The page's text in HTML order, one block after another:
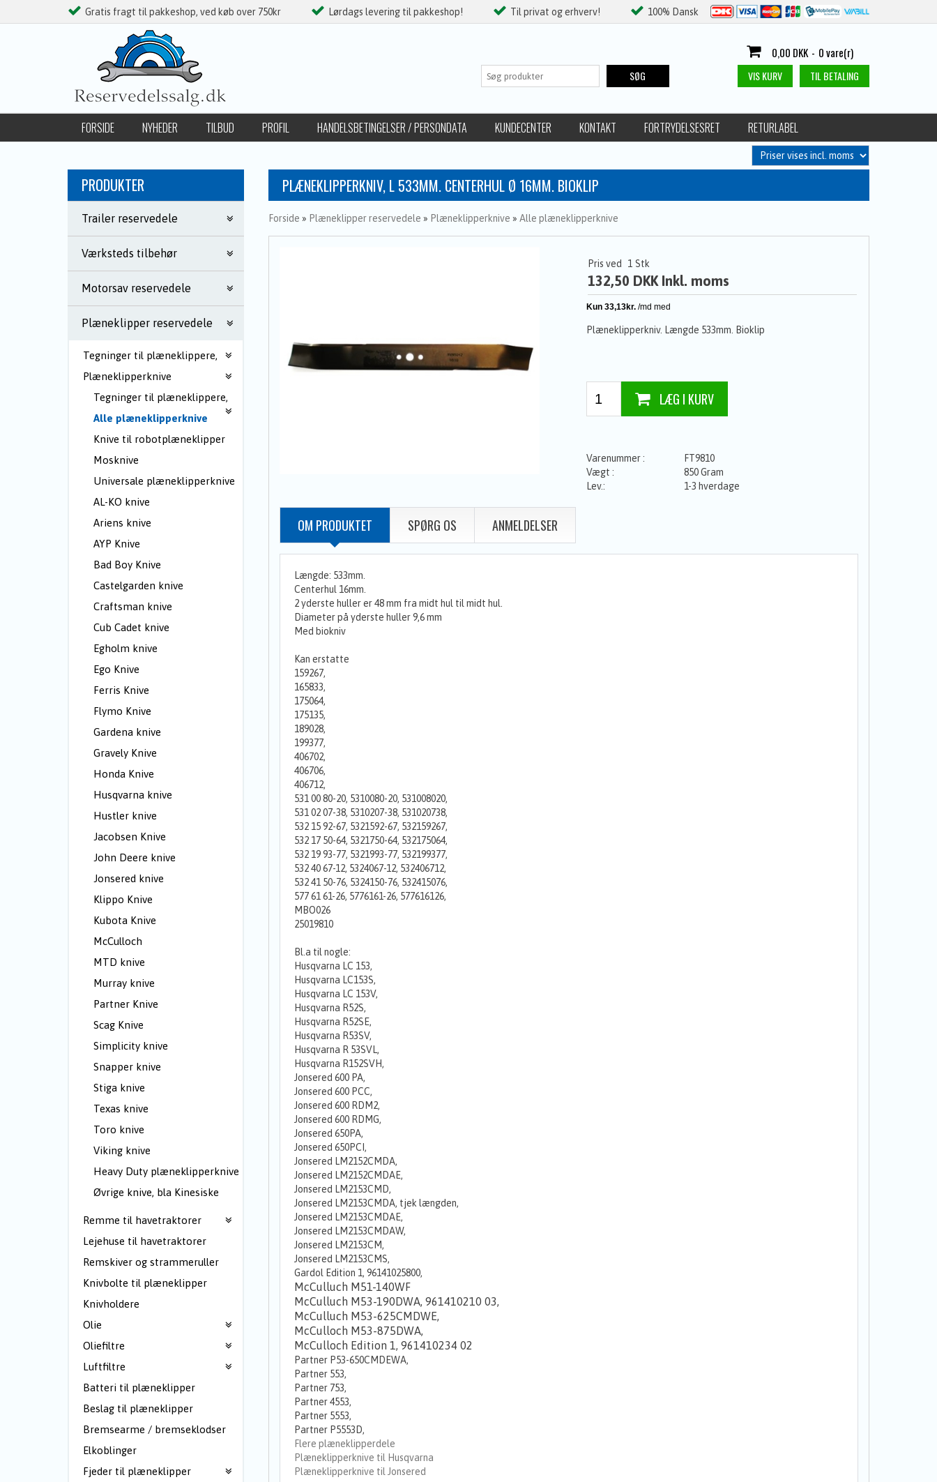
Gratis fragt til pakkeshop, ved køb over 750kr Lørdags levering til pakkeshop! Til privat og erhverv! 100% Dansk
0,00 DKK - 0 vare(r)
VIS KURV TIL BETALING
FORSIDE NYHEDER TILBUD PROFIL HANDELSBETINGELSER / PERSONDATA KUNDECENTER KONTAKT FORTRYDELSESRET
RETURLABEL
SØG
PRODUKTER
Trailer reservedele
Værksteds tilbehør
Motorsav reservedele
Plæneklipper reservedele
Tegninger til plæneklippere,
Plæneklipperknive
Tegninger til plæneklippere,
Alle plæneklipperknive
Knive til robotplæneklipper
Mosknive
Universale plæneklipperknive
AL-KO knive
Ariens knive
AYP Knive
Bad Boy Knive
Castelgarden knive
Craftsman knive
Cub Cadet knive
Egholm knive
Ego Knive
Ferris Knive
Flymo Knive
Gardena knive
Gravely Knive
Honda Knive
Husqvarna knive
Hustler knive
Jacobsen Knive
John Deere knive
Jonsered knive
Klippo Knive
Kubota Knive
McCulloch
MTD knive
Murray knive
Partner Knive
Scag Knive
Simplicity knive
Snapper knive
Stiga knive
Texas knive
Toro knive
Viking knive
Heavy Duty plæneklipperknive
Øvrige knive, bla Kinesiske
Remme til havetraktorer
Lejehuse til havetraktorer
Remskiver og strammeruller
Knivbolte til plæneklipper
Knivholdere
Olie
Oliefiltre
Luftfiltre
Batteri til plæneklipper
Beslag til plæneklipper
Bremsearme / bremseklodser
Elkoblinger
Fjeder til plæneklipper
PLÆNEKLIPPERKNIV, L 533MM. CENTERHUL Ø 16MM. BIOKLIP
Forside » Plæneklipper reservedele » Plæneklipperknive » Alle plæneklipperknive
Pris ved 1 Stk
132,50 DKKInkl. moms
Plæneklipperkniv. Længde 533mm. Bioklip
FT9810
850 Gram
1-3 hverdage
OM PRODUKTET SPØRG OS ANMELDELSER
Længde: 533mm.
Centerhul 16mm.
2 yderste huller er 48 mm fra midt hul til midt hul.
Diameter på yderste huller 9,6 mm
Med biokniv
Kan erstatte
159267,
165833,
175064,
175135,
189028,
199377,
406702,
406706,
406712,
531 00 80-20, 5310080-20, 531008020,
531 02 07-38, 5310207-38, 531020738,
532 15 92-67, 5321592-67, 532159267,
532 17 50-64, 5321750-64, 532175064,
532 19 93-77, 5321993-77, 532199377,
532 40 67-12, 5324067-12, 532406712,
532 41 50-76, 5324150-76, 532415076,
577 61 61-26, 5776161-26, 577616126,
MBO026
25019810
Bl.a til nogle:
Husqvarna LC 153,
Husqvarna LC153S,
Husqvarna LC 153V,
Husqvarna R52S,
Husqvarna R52SE,
Husqvarna R53SV,
Husqvarna R 53SVL,
Husqvarna R152SVH,
Jonsered 600 PA,
Jonsered 600 PCC,
Jonsered 600 RDM2,
Jonsered 600 RDMG,
Jonsered 650PA,
Jonsered 650PCI,
Jonsered LM2152CMDA,
Jonsered LM2152CMDAE,
Jonsered LM2153CMD,
Jonsered LM2153CMDA, tjek længden,
Jonsered LM2153CMDAE,
Jonsered LM2153CMDAW,
Jonsered LM2153CM,
Jonsered LM2153CMS,
Gardol Edition 1, 96141025800,
McCulluch M51-140WF
McCulluch M53-190DWA, 961410210 03,
McCulluch M53-625CMDWE,
McCulloch M53-875DWA,
McCulloch Edition 1, 961410234 02
Partner P53-650CMDEWA,
Partner 553,
Partner 753,
Partner 4553,
Partner 5553,
Partner P5553D,
Flere plæneklipperdele
Plæneklipperknive til Husqvarna
Plæneklipperknive til Jonsered